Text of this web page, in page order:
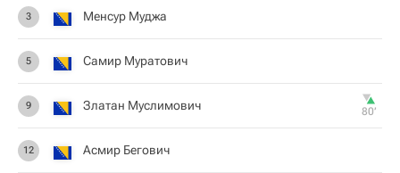
3 Менсур Муджа
5 Самир Муратович
9 Златан Муслимович 80‎’‎
12 Асмир Бегович